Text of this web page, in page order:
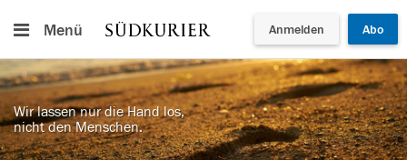
Menü Anmelden Abo
Wir lassen nur die Hand los,
nicht den Menschen.